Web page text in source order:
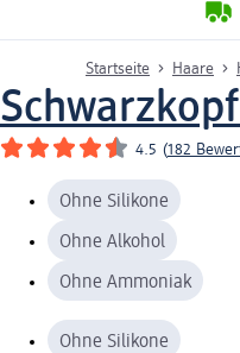
Startseite Haare
4.5 (182
Ohne Silikone
Ohne Alkohol
Ohne Ammoniak
Ohne Silikone